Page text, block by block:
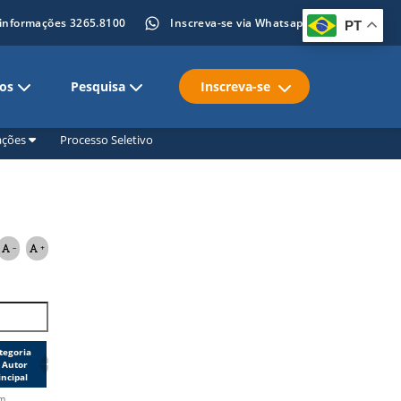
3265.8100 Inscreva-se via Whatsapp
Pesquisa Inscreva-se
Processo Seletivo
Autor
PT